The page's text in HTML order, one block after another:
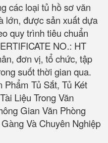
các loại tủ hồ sơ văn
lớn, được sản xuất dựa
quy trình tiêu chuẩn
NO.: HT
đơn vị, tổ chức, tập
suốt thời gian qua.
Phẩm Tủ Sắt, Tủ Két
Liệu Trong Văn
Gian Văn Phòng
Và Chuyên Nghiệp